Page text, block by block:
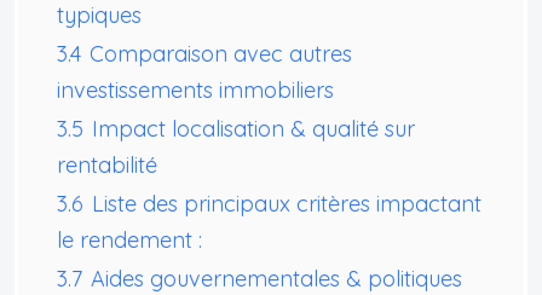
typiques
3.4 Comparaison avec autres
investissements immobiliers
3.5 Impact localisation & qualité sur
rentabilité
3.6 Liste des principaux critères impactant
le rendement :
3.7 Aides gouvernementales & politiques